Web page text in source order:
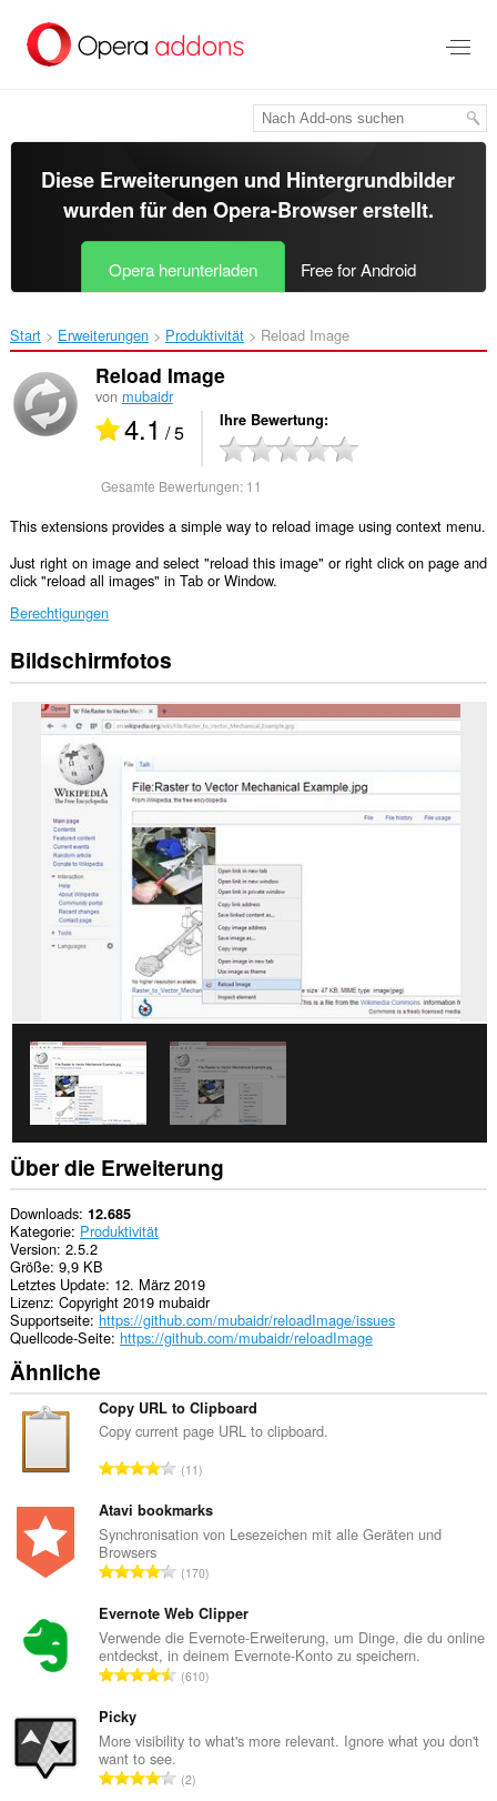
Hauptinhalt
springen
Diese Erweiterungen und Hintergrundbilder
wurden für den Opera-Browsererstellt.
Opera herunterladen Free for Android
Start Erweiterungen Produktivität Reload Image‎
Reload Image
von mubaidr
4.1 / 5 Ihre Bewertung
Gesamte Bewertungen: 11
This extensions provides a simple way to reload image using context menu.
Just right on image and select "reload this image" or right click on page and
click "reload all images" in Tab or Window.
Berechtigungen
Diese
Erweiterung
Webseiten
zugreifen.
Bildschirmfotos
Über die Erweiterung
Downloads 12.685
Kategorie Produktivität
Version 2.5.2
Größe 9,9 KB
Letztes Update 12. März 2019
Lizenz Copyright 2019 mubaidr
Supportseite https://github.com/mubaidr/reloadImage/issues
Quellcode-Seite https://github.com/mubaidr/reloadImage
Ähnliche
Copy URL to Clipboard
Copy current page URL to clipboard.
G
s
a
t
B
e
w
e
t
u
n
11
Atavi bookmarks
Synchronisation von Lesezeichen mit alle Geräten und
Browsers
G
s
a
m
t
e
w
e
170
Evernote Web Clipper
Verwende die Evernote-Erweiterung, um Dinge, die du online
entdeckst, in deinem Evernote-Konto zu speichern.
G
a
m
t
610
Picky
More visibility to what's more relevant. Ignore what you don't
want to see.
G2